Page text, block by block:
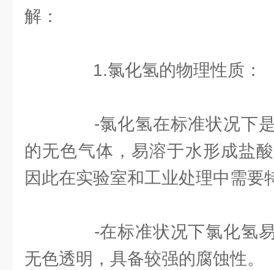
解：
1.氯化氢的物理性质：
-氯化氢在标准状况下是
的无色气体，易溶于水形成盐
因此在实验室和工业处理中需要
-在标准状况下氯化氢易
无色透明，具备较强的腐蚀性。